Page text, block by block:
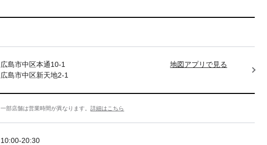
広島市中区本通10-1
広島市中区新天地2-1
地図アプリで見る
一部店舗は営業時間が異なります。詳細はこちら
10:00-20:30